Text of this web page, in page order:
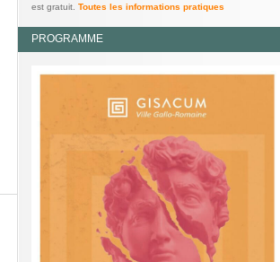
est gratuit. Toutes les informations pratiques
PROGRAMME